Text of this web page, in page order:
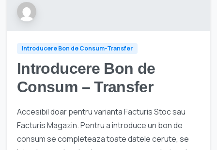
Introducere Bon de Consum-Transfer
Introducere Bon de
Consum – Transfer
Accesibil doar pentru varianta Facturis Stoc sau
Facturis Magazin. Pentru a introduce un bon de
consum se completeaza toate datele cerute, se